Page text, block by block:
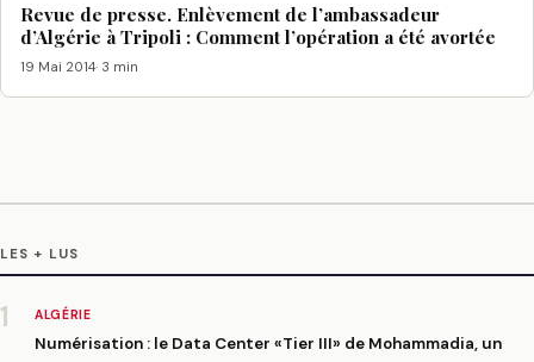
Revue de presse. Enlèvement de l’ambassadeur
d’Algérie à Tripoli : Comment l’opération a été avortée
19 Mai 2014· 3 min
LES + LUS
1 ALGÉRIE
Numérisation : le Data Center «Tier III» de Mohammadia, un